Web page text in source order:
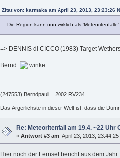
Zitat von: karmaka am April 23, 2013, 23:23:26
Die Region kann nun wirklich als
=> DENNIS di CICCO (1983) Target
Bernd
(247553) Berndpauli = 2002 RV234
Das Ärgerlichste in dieser Welt ist, dass die
Re: Meteoritenfall am 19.4. ~22 Uhr
« Antwort #3 am: April 23, 2013,
Hier noch der Fernsehbericht aus dem Jahr